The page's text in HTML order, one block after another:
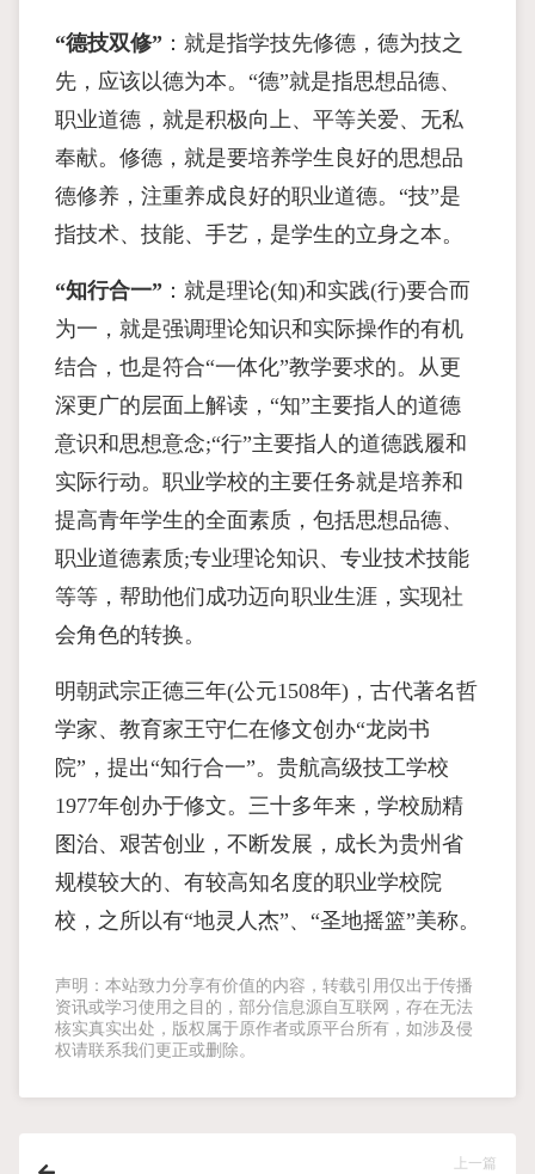
“德技双修” ：就是指学技先修德，德为技之
先，应该以德为本。“德”就是指思想品德、
职业道德，就是积极向上、平等关爱、无私
奉献。修德，就是要培养学生良好的思想品
德修养，注重养成良好的职业道德。“技”是
指技术、技能、手艺，是学生的立身之本。
“知行合一” ：就是理论(知)和实践(行)要合而
为一，就是强调理论知识和实际操作的有机
结合，也是符合“一体化”教学要求的。从更
深更广的层面上解读，“知”主要指人的道德
意识和思想意念;“行”主要指人的道德践履和
实际行动。职业学校的主要任务就是培养和
提高青年学生的全面素质，包括思想品德、
职业道德素质;专业理论知识、专业技术技能
等等，帮助他们成功迈向职业生涯，实现社
会角色的转换。
明朝武宗正德三年(公元1508年)，古代著名哲
学家、教育家王守仁在修文创办“龙岗书
院”，提出“知行合一”。贵航高级技工学校
1977年创办于修文。三十多年来，学校励精
图治、艰苦创业，不断发展，成长为贵州省
规模较大的、有较高知名度的职业学校院
校，之所以有“地灵人杰”、“圣地摇篮”美称。
声明：本站致力分享有价值的内容，转载引用仅出于传播
资讯或学习使用之目的，部分信息源自互联网，存在无法
核实真实出处，版权属于原作者或原平台所有，如涉及侵
权请联系我们更正或删除。
上一篇